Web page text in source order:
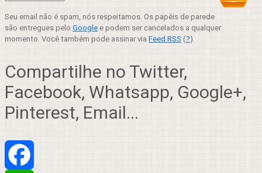
Seu email não é spam, nós respeitamos. Os papéis de parede
são entregues pelo Google e podem ser cancelados a qualquer
momento. Você também pode assinar via Feed RSS (?).
Compartilhe no Twitter,
Facebook, Whatsapp, Google+,
Pinterest, Email...